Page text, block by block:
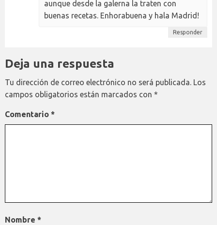
aunque desde la galerna la traten con
buenas recetas. Enhorabuena y hala Madrid!
Responder
Deja una respuesta
Tu dirección de correo electrónico no será publicada. Los
campos obligatorios están marcados con *
Comentario *
Nombre *